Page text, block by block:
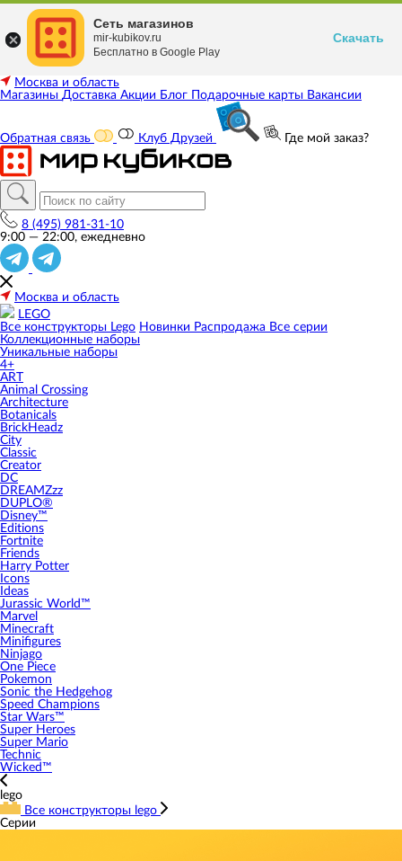
Москва и область
Магазины Доставка Акции Блог Подарочные карты Вакансии
Обратная связь Клуб Друзей Где мой заказ?
8 (495) 981-31-10
9:00 — 22:00, ежедневно
Москва и область
LEGO
Все конструкторы Lego Новинки Распродажа Все серии
Коллекционные наборы
Уникальные наборы
4+
ART
Animal Crossing
Architecture
Botanicals
BrickHeadz
City
Classic
Creator
DC
DREAMZzz
DUPLO®
Disney™
Editions
Fortnite
Friends
Harry Potter
Icons
Ideas
Jurassic World™
Marvel
Minecraft
Minifigures
Ninjago
One Piece
Pokemon
Sonic the Hedgehog
Speed Champions
Star Wars™
Super Heroes
Super Mario
Technic
Wicked™
lego
Все конструкторы lego
Серии
Сеть магазинов
mir-kubikov.ru
Бесплатно в Google Play
Скачать